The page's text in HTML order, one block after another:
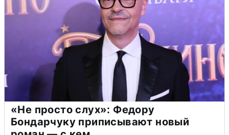
«Не просто слух»: Федору
Бондарчуку приписывают новый